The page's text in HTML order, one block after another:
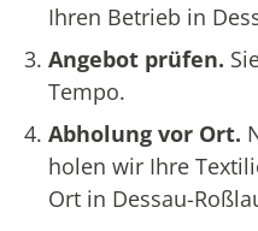
Ihren Betrieb in
Angebot prüfen.
Tempo.
Abholung vor Ort.
holen wir Ihre
Ort in Dessau-